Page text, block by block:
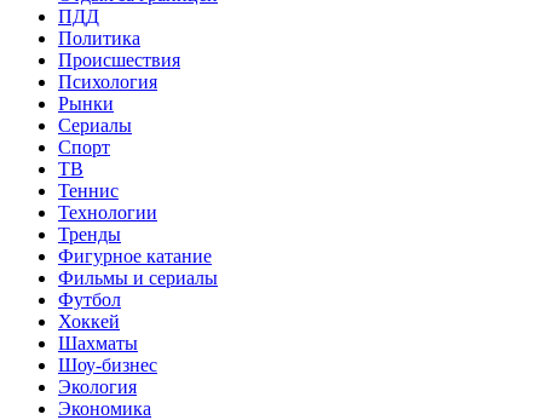
ПДД
Политика
Происшествия
Психология
Рынки
Сериалы
Спорт
ТВ
Теннис
Технологии
Тренды
Фигурное катание
Фильмы и сериалы
Футбол
Хоккей
Шахматы
Шоу-бизнес
Экология
Экономика